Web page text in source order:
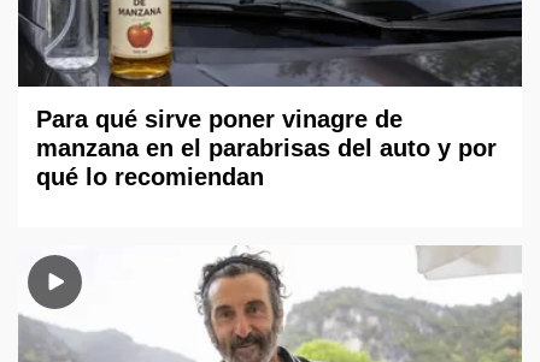
Para qué sirve poner vinagre de
manzana en el parabrisas del auto y por
qué lo recomiendan